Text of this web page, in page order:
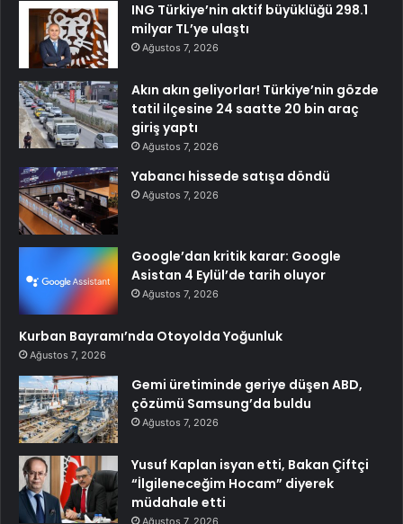
ING Türkiye’nin aktif büyüklüğü 298.1
milyar TL’ye ulaştı
Ağustos 7, 2026
Akın akın geliyorlar! Türkiye’nin gözde
tatil ilçesine 24 saatte 20 bin araç
giriş yaptı
Ağustos 7, 2026
Yabancı hissede satışa döndü
Ağustos 7, 2026
Google’dan kritik karar: Google
Asistan 4 Eylül’de tarih oluyor
Ağustos 7, 2026
Kurban Bayramı’nda Otoyolda Yoğunluk
Ağustos 7, 2026
Gemi üretiminde geriye düşen ABD,
çözümü Samsung’da buldu
Ağustos 7, 2026
Yusuf Kaplan isyan etti, Bakan Çiftçi
“İlgileneceğim Hocam” diyerek
müdahale etti
Ağustos 7, 2026